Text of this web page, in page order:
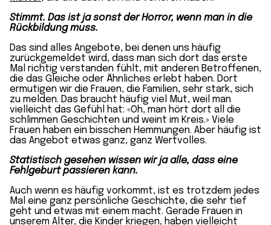
Stimmt. Das ist ja sonst der Horror, wenn man in die
Rückbildung muss.
Das sind alles Angebote, bei denen uns häufig
zurückgemeldet wird, dass man sich dort das erste
Mal richtig verstanden fühlt, mit anderen Betroffenen,
die das Gleiche oder Ähnliches erlebt haben. Dort
ermutigen wir die Frauen, die Familien, sehr stark, sich
zu melden. Das braucht häufig viel Mut, weil man
vielleicht das Gefühl hat: «Oh, man hört dort all die
schlimmen Geschichten und weint im Kreis.» Viele
Frauen haben ein bisschen Hemmungen. Aber häufig ist
das Angebot etwas ganz, ganz Wertvolles.
Statistisch gesehen wissen wir ja alle, dass eine
Fehlgeburt passieren kann.
Auch wenn es häufig vorkommt, ist es trotzdem jedes
Mal eine ganz persönliche Geschichte, die sehr tief
geht und etwas mit einem macht. Gerade Frauen in
unserem Alter, die Kinder kriegen, haben vielleicht